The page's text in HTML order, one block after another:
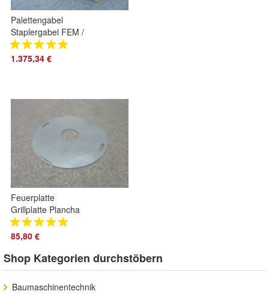
Palettengabel
Staplergabel FEM /
ISO 2 passend für
MS03 Symlock
1.375,34 €
Feuerplatte
Grillplatte Plancha
80cm Kugelgrill
Rundgrill
85,80 €
Shop Kategorien durchstöbern
Baumaschinentechnik